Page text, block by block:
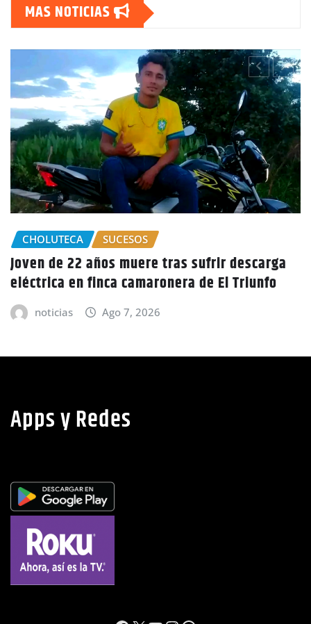
MAS NOTICIAS
GOBIERNO HONDURAS NACIONALES
CIDH escucha denuncias por uso de juicios
políticos y debilidad de la independencia